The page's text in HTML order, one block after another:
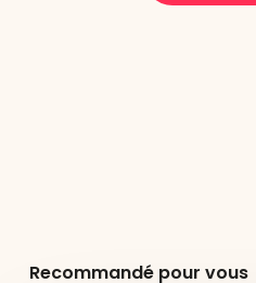
Recommandé pour vous